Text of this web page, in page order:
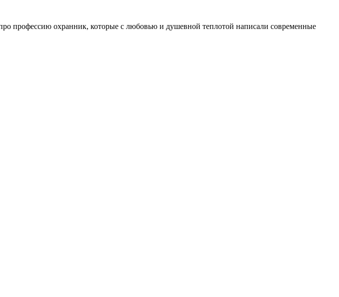
профессию охранник, которые с любовью и душевной теплотой написали современные